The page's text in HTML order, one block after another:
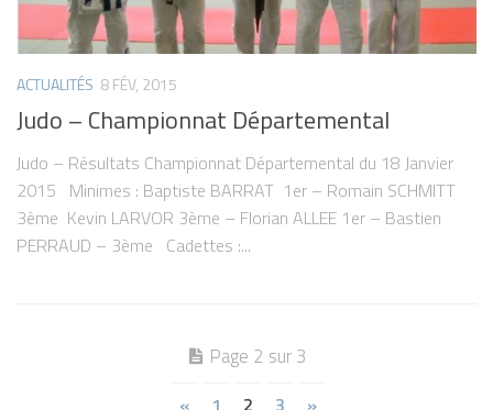
ACTUALITÉS 8 FÉV, 2015
Judo – Championnat Départemental
Judo – Résultats Championnat Départemental du 18 Janvier
2015 Minimes : Baptiste BARRAT 1er – Romain SCHMITT
3ème Kevin LARVOR 3ème – Florian ALLEE 1er – Bastien
PERRAUD – 3ème Cadettes :...
Page 2 sur 3
« 1 2 3 »